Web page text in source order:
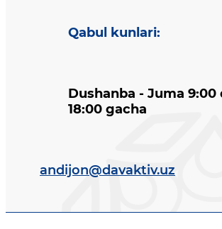
Qabul kunlari:
Dushanba - Juma 9:00
18:00 gacha
andijon@davaktiv.uz